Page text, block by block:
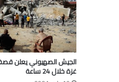
غزة خلال 24 ساعة